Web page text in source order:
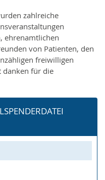
zahlreiche
ehrenamtlichen
von Patienten, den
freiwilligen
danken für die